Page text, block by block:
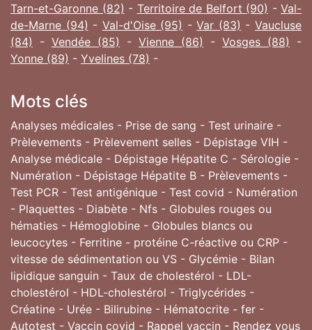
Tarn-et-Garonne (82) - Territoire de Belfort (90) - Val-
de-Marne (94) - Val-d'Oise (95) -Var (83) -Vaucluse
(84) - Vendée (85) - Vienne (86) - Vosges (88) -
Yonne (89) - Yvelines (78) -
Mots clés
Analyses médicales - Prise de sang - Test urinaire -
Prèlevements - Prèlevement selles - Dépistage VIH -
Analyse médicale - Dépistage Hépatite C - Sérologie -
Numération - Dépistage Hépatite B - Prèlevements -
Test PCR - Test antigénique - Test covid - Numération
- Plaquettes - Diabète - Nfs - Globules rouges ou
hématies - Hémoglobine - Globules blancs ou
leucocytes - Ferritine - protéine C-réactive ou CRP -
vitesse de sédimentation ou VS - Glycémie - Bilan
lipidique sanguin - Taux de cholestérol - LDL-
cholestérol - HDL-cholestérol - Triglycérides -
Créatine - Urée - Bilirubine - Hématocrite - fer -
Autotest - Vaccin covid - Rappel vaccin - Rendez vous